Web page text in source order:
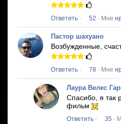
Ответить · 52 · Мне
Пастор шахуано
Возбужденные,
Ответить · 78 · Мне
Лаура Велес
Спасибо, я так
фильм
Ответить · 35 ·